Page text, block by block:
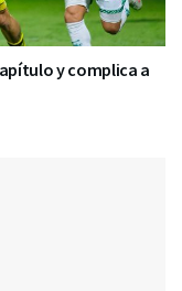
y complica a